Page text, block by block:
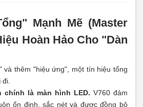
Mạnh Mẽ (Master
Hoàn Hảo Cho "Dàn
và thêm "hiệu ứng", một tín hiệu tổng
chính là màn hình LED. V760 đảm
ổn định, sắc nét và được đồng bộ